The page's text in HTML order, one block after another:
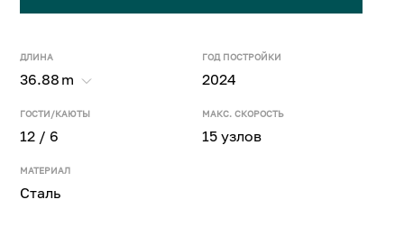
ДЛИНА
36.88 m
ГОД ПОСТРОЙКИ
2024
ГОСТИ/КАЮТЫ
12 / 6
МАКС. СКОРОСТЬ
15 узлов
МАТЕРИАЛ
Сталь